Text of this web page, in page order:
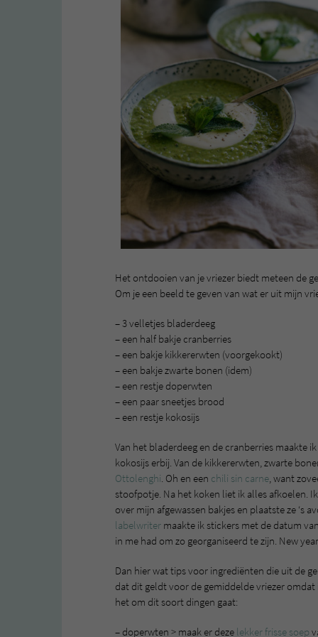
Het ontdooien van je vriezer biedt meteen de
Om je een beeld te geven van wat er uit mijn
– 3 velletjes bladerdeeg
– een half bakje cranberries
– een bakje kikkererwten (voorgekookt)
– een bakje zwarte bonen (idem)
– een restje doperwten
– een paar sneetjes brood
– een restje kokosijs
Van het bladerdeeg en de cranberries maakte
kokosijs erbij. Van de kikkererwten, zwarte
Ottolenghi. Oh en een chili sin carne, want
stoofpotje. Na het koken liet ik alles afkoelen.
over mijn afgewassen bakjes en plaatste ze ‘s
labelwriter maakte ik stickers met de datum
in me had om zo georganiseerd te zijn. New
Dan hier wat tips voor ingrediënten die uit de
dat dit geldt voor de gemiddelde vriezer
het om dit soort dingen gaat:
– doperwten > maak er deze lekker frisse soep